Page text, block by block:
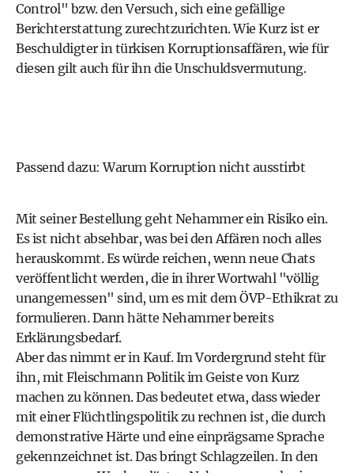
Control" bzw. den Versuch, sich eine gefällige
Berichterstattung zurechtzurichten. Wie Kurz ist er
Beschuldigter in türkisen Korruptionsaffären, wie für
diesen gilt auch für ihn die Unschuldsvermutung.
Passend dazu:Warum Korruption nicht ausstirbt
Mit seiner Bestellung geht Nehammer ein Risiko ein.
Es ist nicht absehbar, was bei den Affären noch alles
herauskommt. Es würde reichen, wenn neue Chats
veröffentlicht werden, die in ihrer Wortwahl "völlig
unangemessen" sind, um es mit dem ÖVP-Ethikrat zu
formulieren. Dann hätte Nehammer bereits
Erklärungsbedarf.
Aber das nimmt er in Kauf. Im Vordergrund steht für
ihn, mit Fleischmann Politik im Geiste von Kurz
machen zu können. Das bedeutet etwa, dass wieder
mit einer Flüchtlingspolitik zu rechnen ist, die durch
demonstrative Härte und eine einprägsame Sprache
gekennzeichnet ist. Das bringt Schlagzeilen. In den